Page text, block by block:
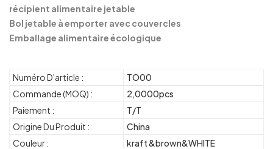
récipient alimentaire jetable
Bol jetable à emporter avec couvercles
Emballage alimentaire écologique
Numéro D'article :
TO00
Commande (MOQ) :
2,0000pcs
Paiement :
T/T
Origine Du Produit :
China
Couleur :
kraft &brown&WHITE